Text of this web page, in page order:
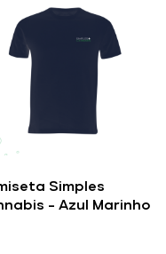
Simples
– Azul Marinho